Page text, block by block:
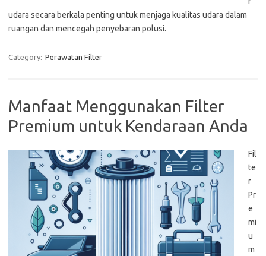
udara secara berkala penting untuk menjaga kualitas udara dalam
ruangan dan mencegah penyebaran polusi.
Category: Perawatan Filter
Manfaat Menggunakan Filter
Premium untuk Kendaraan Anda
Fil
te
r
Pr
e
mi
u
m